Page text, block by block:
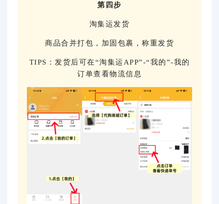
第四步
淘集运发货
商品合并打包，加固包裹，称重发货
TIPS：发货后可在“淘集运APP”-“我的”-我的
订单查看物流信息